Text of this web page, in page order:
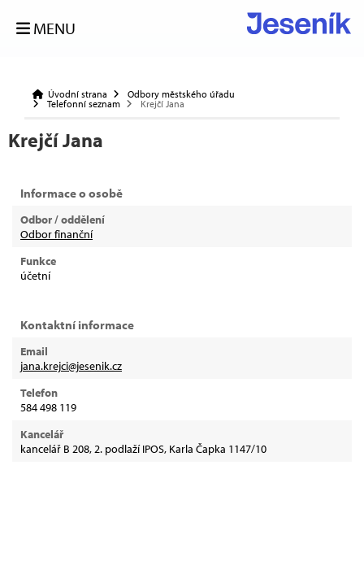
MENU
Úvodní strana
Odbory městského úřadu
Telefonní seznam
Krejčí Jana
Krejčí Jana
Informace o osobě
Odbor / oddělení
Odbor finanční
Funkce
účetní
Kontaktní informace
Email
jana.krejci@jesenik.cz
Telefon
584 498 119
Kancelář
kancelář B 208, 2. podlaží IPOS, Karla Čapka 1147/10